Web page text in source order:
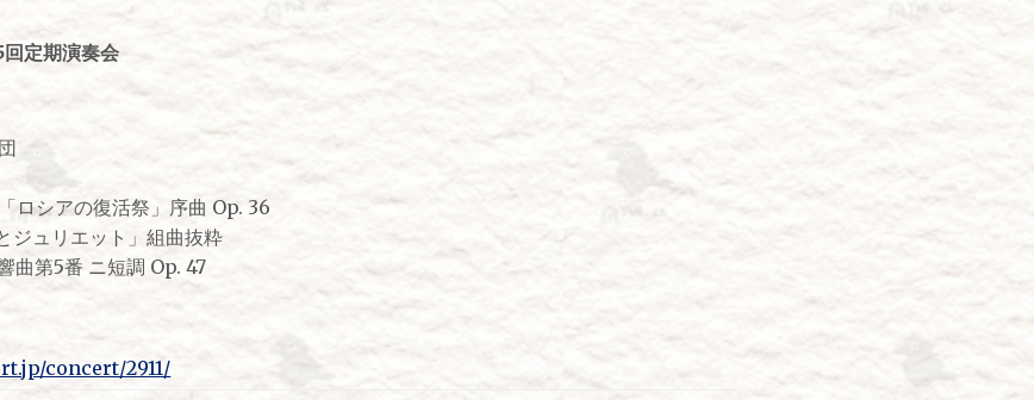
定期演奏会
ロシアの復活祭」序曲 Op. 36
ジュリエット」組曲抜粋
曲第5番 ニ短調 Op. 47
concert/2911/